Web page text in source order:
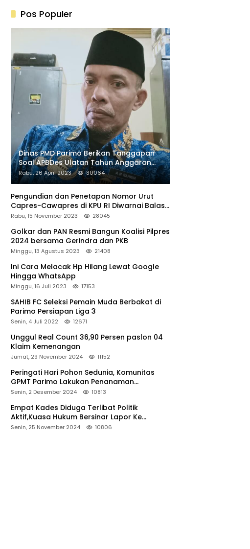
Pos Populer
Dinas PMD Parimo Berikan Tanggapan
Soal APBDes Ulatan Tahun Anggaran
2023
Rabu, 26 April 2023 30064
Pengundian dan Penetapan Nomor Urut
Capres-Cawapres di KPU RI Diwarnai Balas
Pantun
Rabu, 15 November 2023 28045
Golkar dan PAN Resmi Bangun Koalisi Pilpres
2024 bersama Gerindra dan PKB
Minggu, 13 Agustus 2023 21408
Ini Cara Melacak Hp Hilang Lewat Google
Hingga WhatsApp
Minggu, 16 Juli 2023 17153
SAHIB FC Seleksi Pemain Muda Berbakat di
Parimo Persiapan Liga 3
Senin, 4 Juli 2022 12671
Unggul Real Count 36,90 Persen paslon 04
Klaim Kemenangan
Jumat, 29 November 2024 11152
Peringati Hari Pohon Sedunia, Komunitas
GPMT Parimo Lakukan Penanaman
Manggrove
Senin, 2 Desember 2024 10813
Empat Kades Diduga Terlibat Politik
Aktif,Kuasa Hukum Bersinar Lapor Ke
Bawaslu Parimo
Senin, 25 November 2024 10806